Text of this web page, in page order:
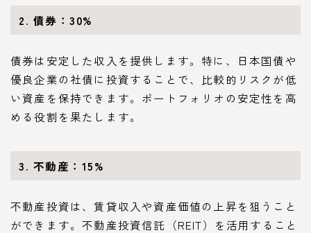
2. 債券：30%
債券は安定した収入を提供します。特に、日本国債や
優良企業の社債に投資することで、比較的リスクが低
い資産を保持できます。ポートフォリオの安定性を高
める役割を果たします。
3. 不動産：15%
不動産投資は、賃貸収入や資産価値の上昇を狙うこと
ができます。不動産投資信託（REIT）を活用すること